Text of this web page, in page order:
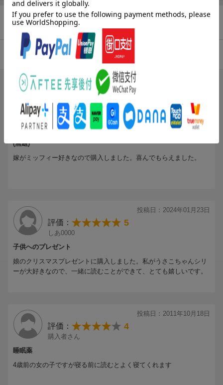
商品レビュー（3件）
総合評価：
ブックスのレビュー（3件）
投稿日：2025年07月27日
評価： 5
RH0903
(無題)
嫁がミッフィー好きなので購入しました。喜んでもらえました。
投稿日：2024年01月23日
評価： 5
しあ0000
子供へのプレゼント
娘のクリスマスプレゼントに購入しました。私がうさこちゃんシリ
ーが大好きなので、一緒に読むことができて、とても嬉しいです。
投稿日：2011年10月18日
評価： 4
購入者さん
睡眠薬
4歳前の女の子ですが寝る前に読むとよく寝てくれます